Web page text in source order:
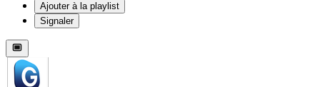
Ajouter à la playlist
Signaler